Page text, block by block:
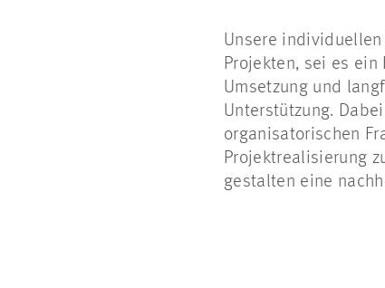
Unsere
Projekten, sei es ein
Umsetzung und
Unterstützung.
organisatorischen
Projektrealisierung
gestalten eine